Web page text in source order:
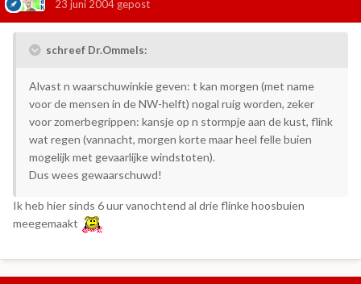
23 juni 2004 gepost
schreef Dr.Ommels:
Alvast n waarschuwinkie geven: t kan morgen (met name
voor de mensen in de NW-helft) nogal ruig worden, zeker
voor zomerbegrippen: kansje op n stormpje aan de kust, flink
wat regen (vannacht, morgen korte maar heel felle buien
mogelijk met gevaarlijke windstoten).
Dus wees gewaarschuwd!
Ik heb hier sinds 6 uur vanochtend al drie flinke hoosbuien
meegemaakt